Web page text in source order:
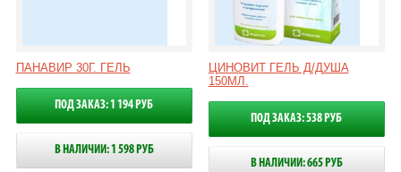
ПАНАВИР 30Г. ГЕЛЬ
ПОД ЗАКАЗ: 1 194 РУБ
В НАЛИЧИИ: 1 598 РУБ
ЦИНОВИТ ГЕЛЬ Д/ДУША
150МЛ.
ПОД ЗАКАЗ: 538 РУБ
В НАЛИЧИИ: 665 РУБ